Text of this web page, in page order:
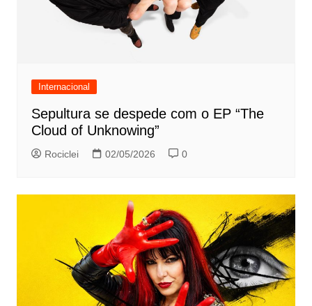
Internacional
Sepultura se despede com o EP “The
Cloud of Unknowing”
Rociclei 02/05/2026 0